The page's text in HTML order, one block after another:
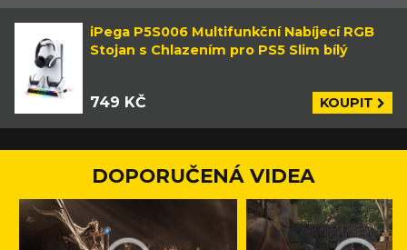
iPega P5S006 Multifunkční Nabíjecí RGB
Stojan s Chlazením pro PS5 Slim bílý
749 KČ KOUPIT
DOPORUČENÁ VIDEA